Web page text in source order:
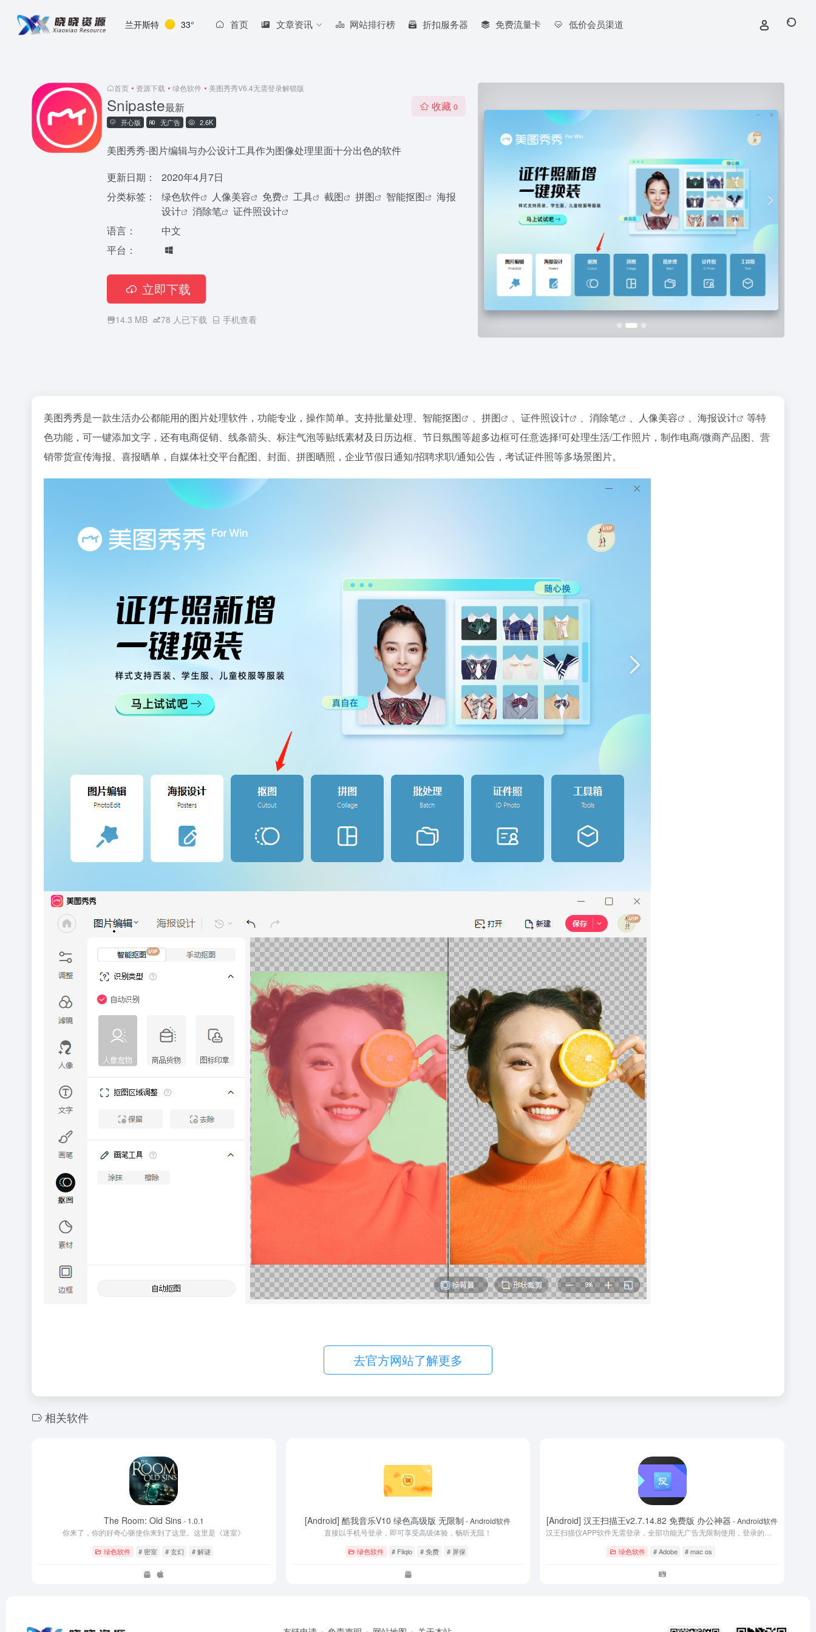
兰开斯特 33° 首页 文章资讯 网站排行榜 折扣服务器 免费流量卡 低价会员渠道
首页 • 资源下载 • 绿色软件 • 美图秀秀V6.4无需登录解锁版
Snipaste最新
开心版 无广告 2.6K
收藏 0
美图秀秀-图片编辑与办公设计工具作为图像处理里面十分出色的软件
更新日期：
2020年4月7日
分类标签：
绿色软件 人像美容 免费 工具 截图 拼图 智能抠图
海报
设计
消除笔
证件照设计
语言：
中文
平台：
立即下载
14.3 MB 78 人已下载 手机查看
美图秀秀是一款生活办公都能用的图片处理软件，功能专业，操作简单。支持批量处理、 智能抠图 、 拼图 、 证件照设计 、 消除笔 、 人像美容 、 海报设计
等特
色功能，可一键添加文字，还有电商促销、线条箭头、标注气泡等贴纸素材及日历边框、节日氛围等超多边框可任意选择!可处理生活/工作照片，制作电商/微商产品图、营
销带货宣传海报、喜报晒单，自媒体社交平台配图、封面、拼图晒照，企业节假日通知/招聘求职/通知公告，考试证件照等多场景图片。
去官方网站了解更多
相关软件
The Room: Old Sins- 1.0.1
你来了，你的好奇心驱使你来到了这里。这里是《迷室》
绿色软件 # 密室 # 玄幻 # 解谜
[Android] 酷我音乐V10 绿色高级版 无限制 - Android软件
直接以手机号登录，即可享受高级体验，畅听无阻！
绿色软件 # Fliqlo # 免费 # 屏保
[Android] 汉王扫描王v2.7.14.82 免费版 办公神器 - Android软件
绿色软件 # Adobe # mac os